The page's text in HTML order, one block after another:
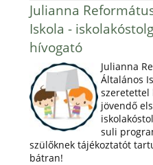
Julianna
Iskola -
hívogató
Julianna
Általános
szeretettel
jövendő
suli
szülőknek tájékoztatót
bátran!